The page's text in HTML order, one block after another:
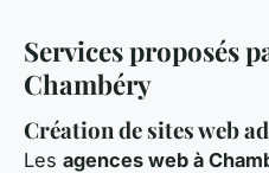
Services proposés
Chambéry
Création de sites web
Les agences web à